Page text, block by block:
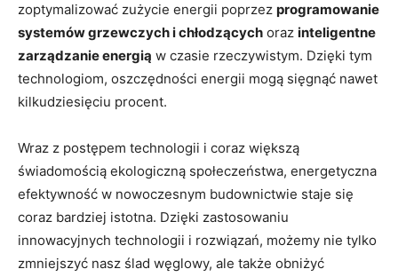
zoptymalizować zużycie energii poprzez⁤ programowanie
systemów grzewczych i chłodzących oraz inteligentne
zarządzanie ⁤energią w czasie rzeczywistym.⁢ Dzięki⁣ tym
technologiom, ⁣oszczędności energii mogą sięgnąć nawet‍
kilkudziesięciu‍ procent.
Wraz ‍z‌ postępem technologii i coraz większą
świadomością ekologiczną‍ społeczeństwa, energetyczna
efektywność w nowoczesnym budownictwie staje się
coraz ‌bardziej ‍istotna. Dzięki zastosowaniu
innowacyjnych technologii i rozwiązań,⁢ możemy nie tylko
zmniejszyć nasz ślad węglowy, ⁤ale ​także obniżyć